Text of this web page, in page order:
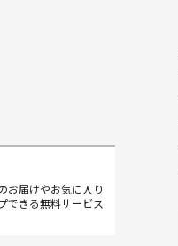
お届けやお気に入り
できる無料サービス